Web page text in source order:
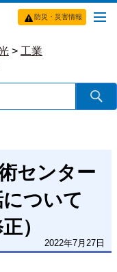
防災・災害情報
> 工業
センター
ついて
）
2022年7月27日